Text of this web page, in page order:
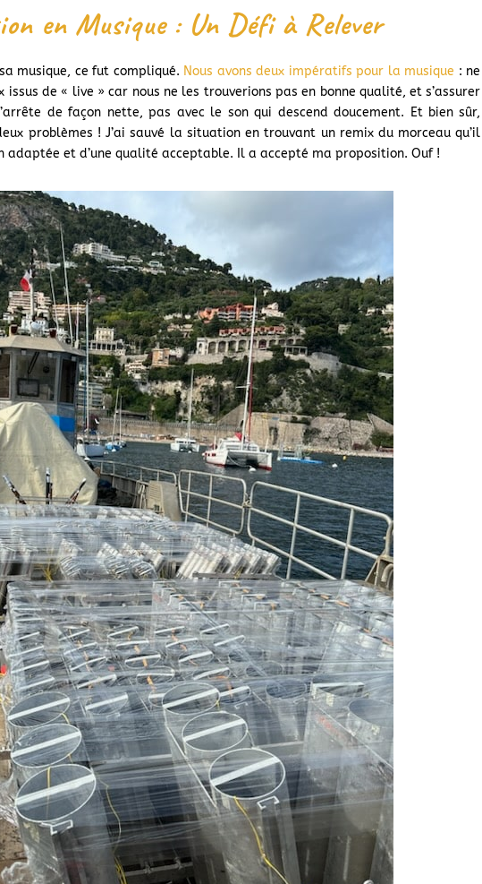
en Musique : Un Défi à Relever
musique, ce fut compliqué. Nous avons deux impératifs pour la musique : ne
issus de « live » car nous ne les trouverions pas en bonne qualité, et s’assurer
de façon nette, pas avec le son qui descend doucement. Et bien sûr,
problèmes ! J’ai sauvé la situation en trouvant un remix du morceau qu’il
adaptée et d’une qualité acceptable. Il a accepté ma proposition. Ouf !